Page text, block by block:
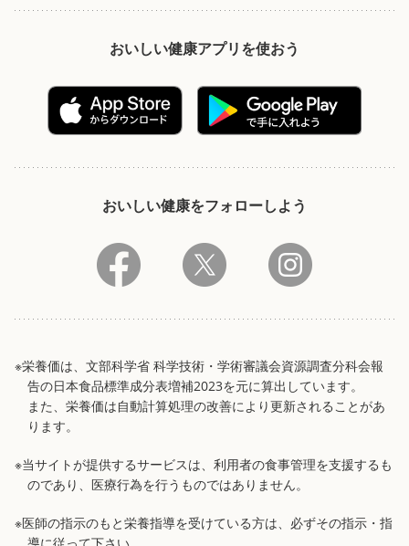
おいしい健康アプリを使おう
おいしい健康をフォローしよう
※栄養価は、文部科学省 科学技術・学術審議会資源調査分科会報
告の日本食品標準成分表増補2023を元に算出しています。
また、栄養価は自動計算処理の改善により更新されることがあ
ります。
※当サイトが提供するサービスは、利用者の食事管理を支援するも
のであり、医療行為を行うものではありません。
※医師の指示のもと栄養指導を受けている方は、必ずその指示・指